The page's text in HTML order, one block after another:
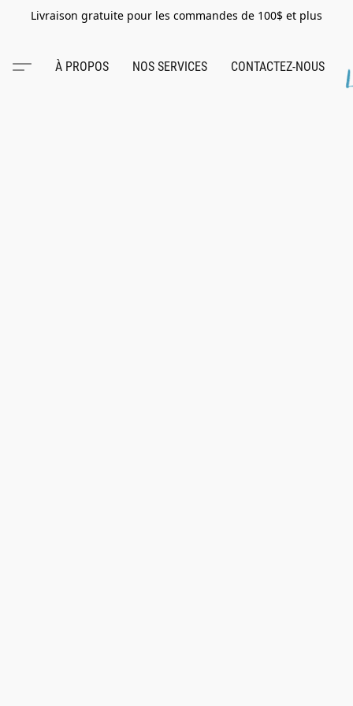
Livraison gratuite pour les commandes de 100$ et plus
À PROPOS NOS SERVICES CONTACTEZ-NOUS